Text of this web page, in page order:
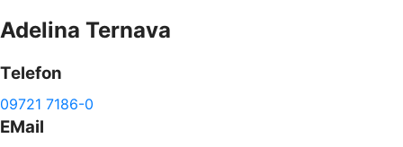
Adelina Ternava
Telefon
09721 7186-0
EMail